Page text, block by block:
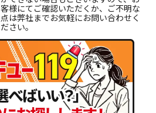
客様にてご確認いただくか、ご不明な
点は弊社までお気軽にお問い合わせく
ださい。